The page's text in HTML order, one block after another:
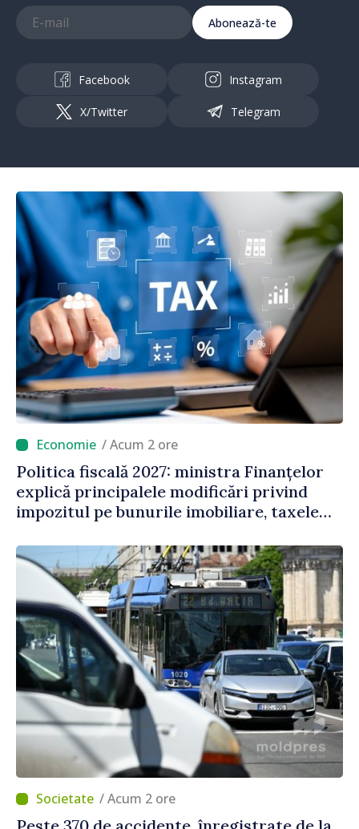
Abonează-te
Facebook Instagram
X/Twitter Telegram
/ Acum 2 ore
Politica fiscală 2027: ministra Finanțelor
explică principalele modificări privind
impozitul pe bunurile imobiliare, taxele
/ Acum 2 ore